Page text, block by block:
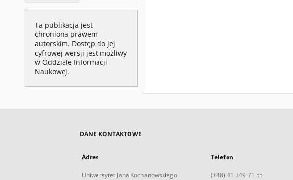
Ta publikacja jest
chroniona prawem
autorskim. Dostęp do jej
cyfrowej wersji jest możliwy
w Oddziale Informacji
Naukowej.
DANE KONTAKTOWE
Adres
Uniwersytet Jana Kochanowskiego
Telefon
(+48) 41 349 71 55